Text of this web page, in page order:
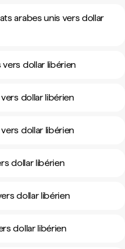
arabes unis vers dollar
dollar libérien
dollar libérien
dollar libérien
dollar libérien
dollar libérien
dollar libérien